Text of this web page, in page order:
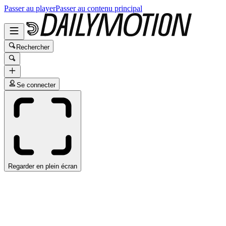
Passer au playerPasser au contenu principal
Rechercher
Se connecter
Regarder en plein écran